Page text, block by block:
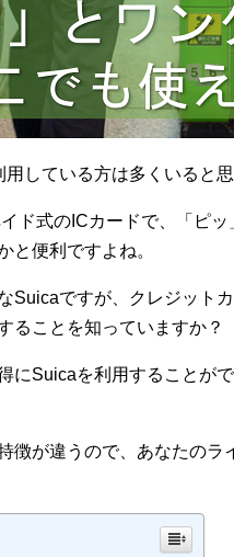
している方は多くいると思
ド式のICカードで、「ピ
と便利ですよね。
Suicaですが、クレジット
ることを知っていますか？
にSuicaを利用することが
徴が違うので、あなたのラ